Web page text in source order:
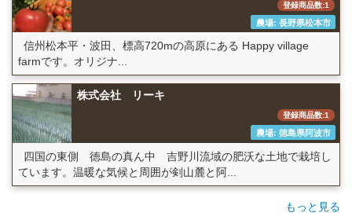
登録商品数:1
農場: 長野県松本市
信州松本平・波田、標高720mの高原にある Happy village
farmです。オリジナ...
株式会社 リーキ
登録商品数:1
農場: 徳島県阿波市
四国の東側 徳島の真ん中 吉野川流域の肥沃な土地で栽培し
ています。温暖な気候と周囲が剣山麓と阿...
もっと見る